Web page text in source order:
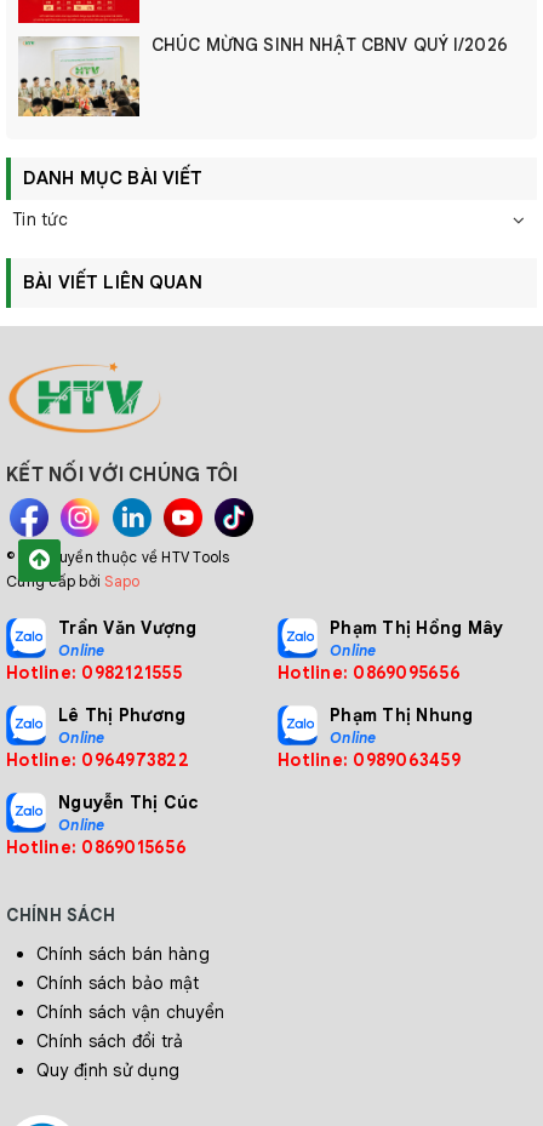
CHÚC MỪNG SINH NHẬT CBNV QUÝ I/2026
DANH MỤC BÀI VIẾT
Tin tức
BÀI VIẾT LIÊN QUAN
KẾT NỐI VỚI CHÚNG TÔI
© Bản quyền thuộc về HTV Tools
Cung cấp bởiSapo
Trần Văn Vượng
Online
Hotline: 0982121555
Phạm Thị Hồng Mây
Online
Hotline: 0869095656
Lê Thị Phương
Online
Hotline: 0964973822
Phạm Thị Nhung
Online
Hotline: 0989063459
Nguyễn Thị Cúc
Online
Hotline: 0869015656
CHÍNH SÁCH
Chính sách bán hàng
Chính sách bảo mật
Chính sách vận chuyển
Chính sách đổi trả
Quy định sử dụng